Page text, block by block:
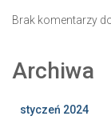
Brak komentarzy
Archiwa
styczeń 2024